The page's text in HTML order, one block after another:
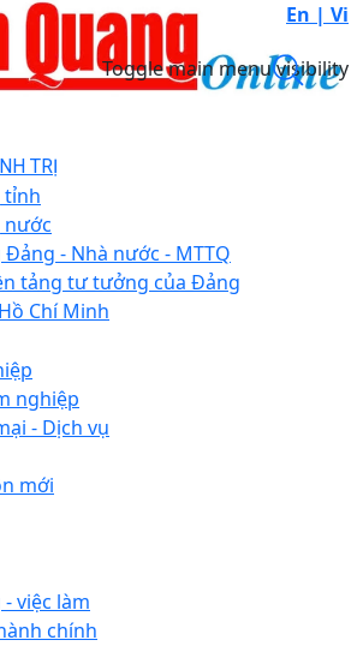
En | Vi
Toggle main menu visibility
TRỊ
tỉnh
- Nhà nước - MTTQ
tảng tư tưởng của Đảng
Chí Minh
nghiệp
- Dịch vụ
mới
việc làm
chính